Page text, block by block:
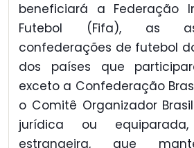
beneficiará a Federação
Futebol (Fifa), as
confederações de futebol
dos países que
exceto a Confederação
o Comitê Organizador
jurídica ou
estrangeira, que